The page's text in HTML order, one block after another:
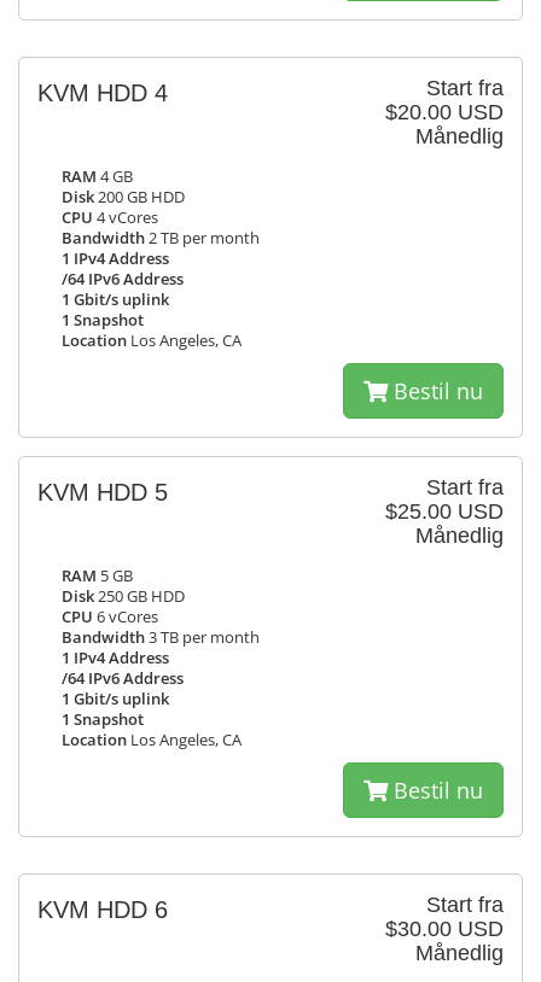
Start fra
$20.00 USD
Månedlig
KVM HDD 4
RAM 4 GB
Disk200 GB HDD
CPU 4 vCores
Bandwidth2 TB per month
1 IPv4 Address
/64 IPv6 Address
1 Gbit/s uplink
1 Snapshot
Location Los Angeles, CA
Bestil nu
Start fra
$25.00 USD
Månedlig
KVM HDD 5
RAM 5 GB
Disk250 GB HDD
CPU 6 vCores
Bandwidth3 TB per month
1 IPv4 Address
/64 IPv6 Address
1 Gbit/s uplink
1 Snapshot
Location Los Angeles, CA
Bestil nu
Start fra
$30.00 USD
Månedlig
KVM HDD 6